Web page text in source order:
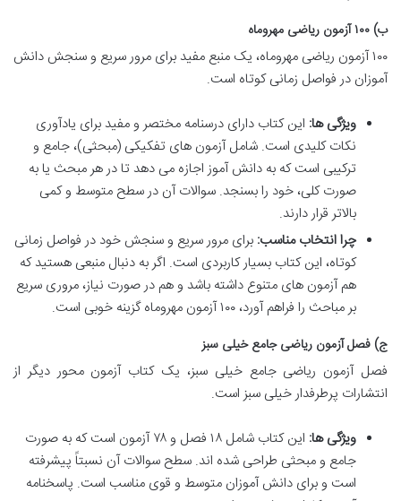
ب) ۱۰۰ آزمون ریاضی مهروماه
۱۰۰ آزمون ریاضی مهروماه، یک منبع مفید برای مرور سریع و سنجش دانش
آموزان در فواصل زمانی کوتاه است.
ویژگی ها: این کتاب دارای درسنامه مختصر و مفید برای یادآوری
نکات کلیدی است. شامل آزمون های تفکیکی (مبحثی)، جامع و
ترکیبی است که به دانش آموز اجازه می دهد تا در هر مبحث یا به
صورت کلی، خود را بسنجد. سوالات آن در سطح متوسط و کمی
بالاتر قرار دارند.
چرا انتخاب مناسب: برای مرور سریع و سنجش خود در فواصل زمانی
کوتاه، این کتاب بسیار کاربردی است. اگر به دنبال منبعی هستید که
هم آزمون های متنوع داشته باشد و هم در صورت نیاز، مروری سریع
بر مباحث را فراهم آورد، ۱۰۰ آزمون مهروماه گزینه خوبی است.
ج) فصل آزمون ریاضی جامع خیلی سبز
فصل آزمون ریاضی جامع خیلی سبز، یک کتاب آزمون محور دیگر از
انتشارات پرطرفدار خیلی سبز است.
ویژگی ها:
این کتاب شامل ۱۸ فصل و ۷۸ آزمون است که به صورت
جامع و مبحثی طراحی شده اند. سطح سوالات آن نسبتاً پیشرفته
است و برای دانش آموزان متوسط و قوی مناسب است. پاسخنامه